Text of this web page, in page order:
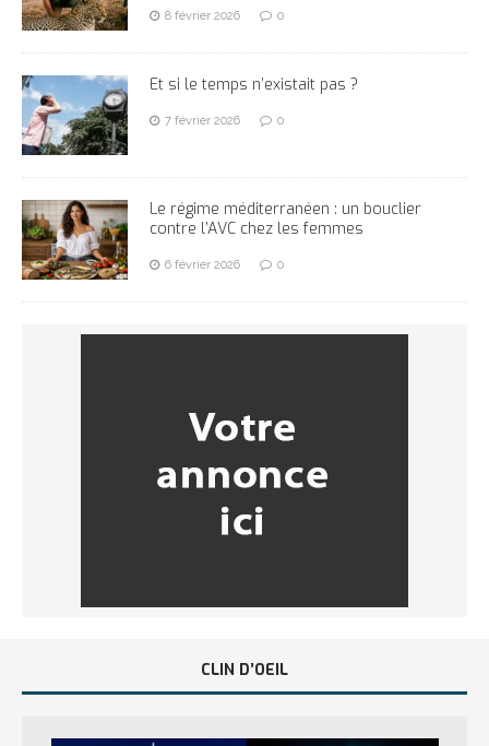
8 février 2026 0
Et si le temps n’existait pas ?
7 février 2026 0
Le régime méditerranéen : un bouclier
contre l’AVC chez les femmes
6 février 2026 0
CLIN D’OEIL